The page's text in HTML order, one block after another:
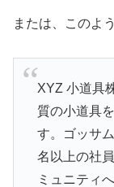
または、このよ
XYZ 小道具
質の小道具
す。ゴッサ
名以上の社
ミュニティ